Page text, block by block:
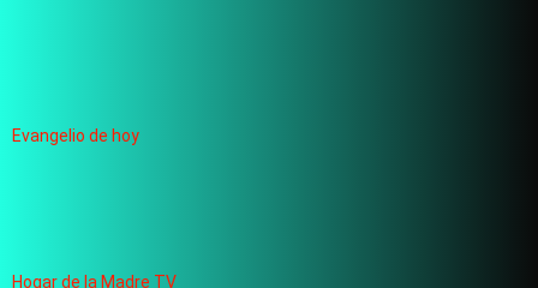
Evangelio de hoy
Hogar de la Madre TV